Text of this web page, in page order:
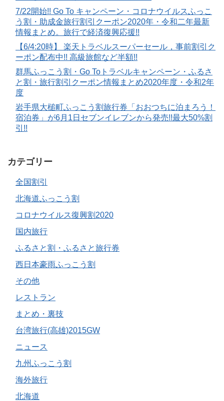
7/22開始!! Go To キャンペーン・コロナウイルスふっこ
う割・助成金旅行割引クーポン2020年・令和二年最新
情報まとめ。旅行で経済復興応援!!
【6/4:20時】 楽天トラベルスーパーセール，事前割引ク
ーポン配布中!! 高級旅館など半額!!
群馬ふっこう割・Go Toトラベルキャンペーン・ふるさ
と割・旅行割引クーポン情報まとめ2020年度・令和2年
度
岩手県大槌町ふっこう割旅行券「おおつちに泊まろう！
宿泊券」が6月1日セブンイレブンから発売!!最大50%割
引!!
カテゴリー
全国割引
北海道ふっこう割
コロナウイルス復興割2020
国内旅行
ふるさと割・ふるさと旅行券
西日本豪雨ふっこう割
その他
レストラン
まとめ・裏技
台湾旅行(高雄)2015GW
ニュース
九州ふっこう割
海外旅行
北海道